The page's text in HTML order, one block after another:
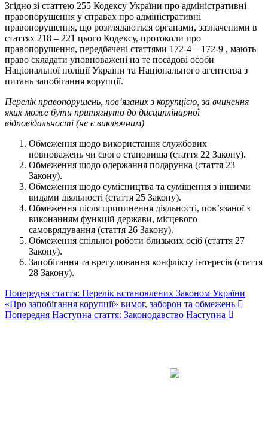
Згідно зі статтею 255 Кодексу України про адміністративні
правопорушення у справах про адміністративні
правопорушення, що розглядаються органами, зазначеними в
статтях 218 – 221 цього Кодексу, протоколи про
правопорушення, передбачені статтями 172-4 – 172-9 , мають
право складати уповноважені на те посадові особи
Національної поліції України та Національного агентства з
питань запобігання корупції.
Перелік правопорушень, пов’язаних з корупцією,за вчинення
яких може бути притягнуто до дисциплінарної
відповідальності (не є виключним)
Обмеження щодо використання службових
повноважень чи свого становища (стаття 22 Закону).
Обмеження щодо одержання подарунка (стаття 23
Закону).
Обмеження щодо сумісництва та суміщення з іншими
видами діяльності (стаття 25 Закону).
Обмеження після припинення діяльності, пов’язаної з
виконанням функцій держави, місцевого
самоврядування (стаття 26 Закону).
Обмеження спільної роботи близьких осіб (стаття 27
Закону).
Запобігання та врегулювання конфлікту інтересів (стаття
28 Закону).
Попередня стаття: Перелік встановлених Законом України
«Про запобігання корупції» вимог, заборон та обмежень
Попередня Наступна стаття: Законодавство Наступна